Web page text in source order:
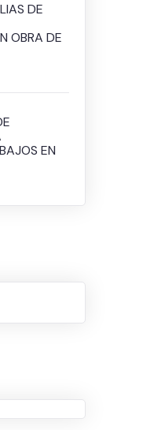
DE
OBRA DE
EN